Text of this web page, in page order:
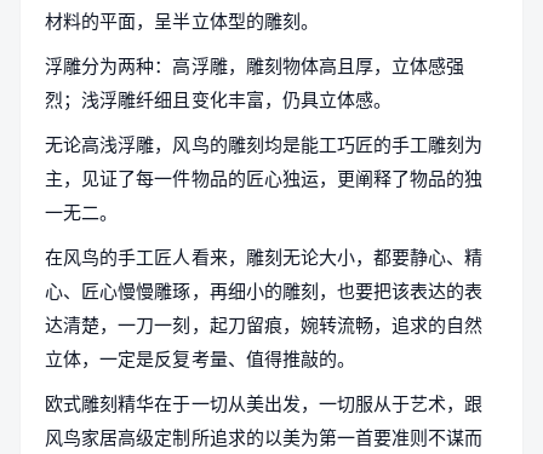
材料的平面，呈半立体型的雕刻。
浮雕分为两种：高浮雕，雕刻物体高且厚，立体感强
烈；浅浮雕纤细且变化丰富，仍具立体感。
无论高浅浮雕，风鸟的雕刻均是能工巧匠的手工雕刻为
主，见证了每一件物品的匠心独运，更阐释了物品的独
一无二。
在风鸟的手工匠人看来，雕刻无论大小，都要静心、精
心、匠心慢慢雕琢，再细小的雕刻，也要把该表达的表
达清楚，一刀一刻，起刀留痕，婉转流畅，追求的自然
立体，一定是反复考量、值得推敲的。
欧式雕刻精华在于一切从美出发，一切服从于艺术，跟
风鸟家居高级定制所追求的以美为第一首要准则不谋而